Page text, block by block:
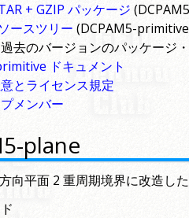
+ GZIP パッケージ
ースツリー (DCPAM5-
過去のバージョンのパッケージ
ドキュメント
とライセンス規定
メンバー
plane
向平面 2 重周期境界に改造し